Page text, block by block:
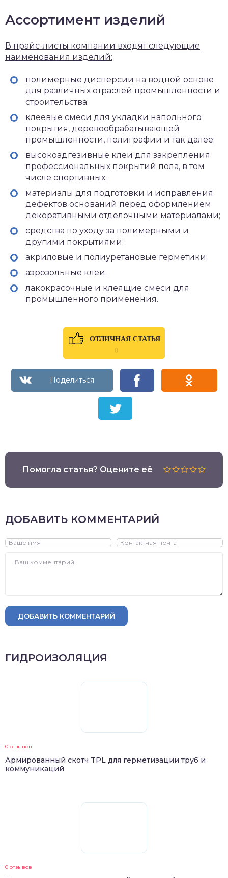
Ассортимент изделий
В прайс-листы компании входят следующие
наименования изделий:
полимерные дисперсии на водной основе
для различных отраслей промышленности и
строительства;
клеевые смеси для укладки напольного
покрытия, деревообрабатывающей
промышленности, полиграфии и так далее;
высокоадгезивные клеи для закрепления
профессиональных покрытий пола, в том
числе спортивных;
материалы для подготовки и исправления
дефектов оснований перед оформлением
декоративными отделочными материалами;
средства по уходу за полимерными и
другими покрытиями;
акриловые и полиуретановые герметики;
аэрозольные клеи;
лакокрасочные и клеящие смеси для
промышленного применения.
ОТЛИЧНАЯ СТАТЬЯ
0
Помогла статья? Оцените её
ДОБАВИТЬ КОММЕНТАРИЙ
ДОБАВИТЬ КОММЕНТАРИЙ
ГИДРОИЗОЛЯЦИЯ
0 отзывов
Армированный скотч TPL для герметизации труб и
коммуникаций
0 отзывов